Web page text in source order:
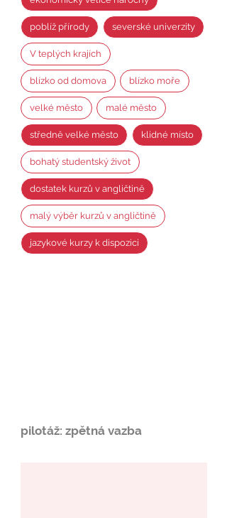
poblíž přírody severské univerzity
V teplých krajích
blízko od domova blízko moře
velké město malé město
středně velké město klidné místo
bohatý studentský život
dostatek kurzů v angličtině
malý výběr kurzů v angličtině
jazykové kurzy k dispozici
pilotáž: zpětná vazba